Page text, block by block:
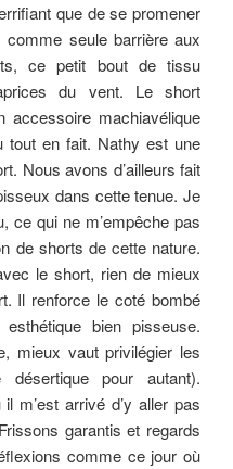
que de se promener
seule barrière aux
ce petit bout de tissu
du vent. Le short
accessoire machiavélique
tout en fait. Nathy est une
Nous avons d’ailleurs fait
dans cette tenue. Je
ce qui ne m’empêche pas
de shorts de cette nature.
le short, rien de mieux
Il renforce le coté bombé
bien pisseuse.
mieux vaut privilégier les
pour autant).
m’est arrivé d’y aller pas
garantis et regards
comme ce jour où